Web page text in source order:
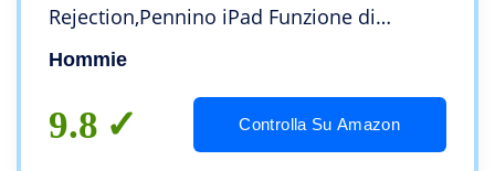
Rejection,Pennino iPad Funzione di
Inclinazione per iPad 8 Gen, iPad PRO 11′
6/7/8
Hommie
9.8 Controlla Su Amazon